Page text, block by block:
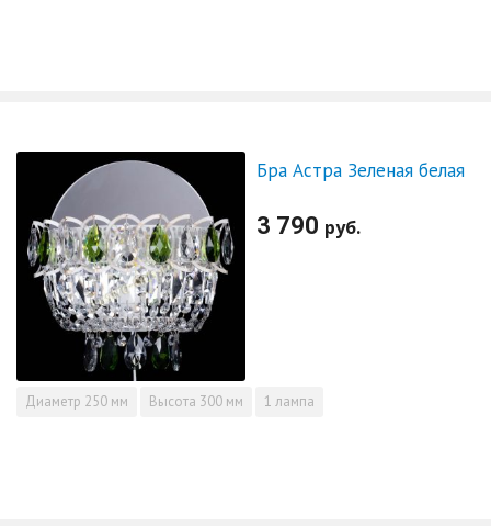
Бра Астра Зеленая белая
3 790 руб.
Диаметр 250 мм Высота 300 мм 1 лампа